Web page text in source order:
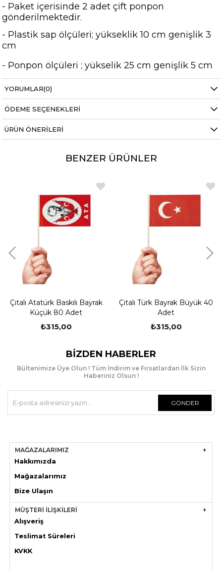
- Paket içerisinde 2 adet çift ponpon
gönderilmektedir.
- Plastik sap ölçüleri; yükseklik 10 cm genişlik 3
cm
- Ponpon ölçüleri ; yükselik 25 cm genişlik 5 cm
- Ponpon renkleri metaliktir.
YORUMLAR(0)
ÖDEME SEÇENEKLERI
ÜRÜN ÖNERILERI
BENZER ÜRÜNLER
Çıtalı Atatürk Baskılı Bayrak
Küçük 80 Adet
₺315,00
Çıtalı Türk Bayrak Büyük 40
Adet
₺315,00
BIZDEN HABERLER
Bültenimize Üye Olun ! Tüm İndirim ve Fırsatlardan İlk Sizin
Haberiniz Olsun !
GÖNDER
MAĞAZALARIMIZ
Hakkımızda
Mağazalarımız
Bize Ulaşın
MÜŞTERİ İLİŞKİLERİ
Alışveriş
Teslimat Süreleri
KVKK